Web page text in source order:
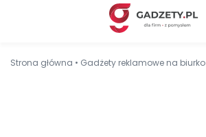
Strona główna • Gadżety reklamowe na biurko